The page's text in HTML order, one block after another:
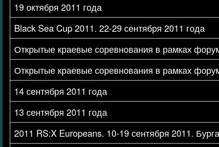
19 октября 2011 года
Black Sea Cup 2011. 22-29 сентября 2011 года
Открытые краевые соревнования в рамках
Открытые краевые соревнования в рамках
14 сентября 2011 года
13 сентября 2011 года
2011 RS:X Europeans. 10-19 сентября 2011.